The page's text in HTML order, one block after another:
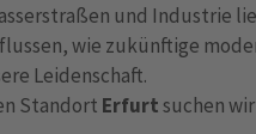
und Industrie
wie zukünftige
Leidenschaft.
Standort Erfurtsuchen wir